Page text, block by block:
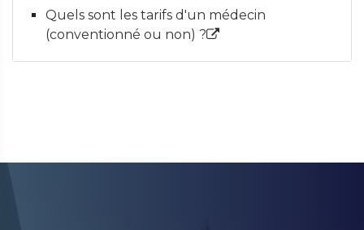
Quels sont les tarifs d'un médecin
(conventionné ou non) ?